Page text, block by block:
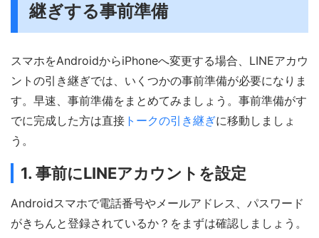
継ぎする事前準備
スマホをAndroidからiPhoneへ変更する場合、LINEアカウ
ントの引き継ぎでは、いくつかの事前準備が必要になりま
す。早速、事前準備をまとめてみましょう。事前準備がす
でに完成した方は直接 トークの引き継ぎに移動しましょ
う。
1. 事前にLINEアカウントを設定
Androidスマホで電話番号やメールアドレス、パスワード
がきちんと登録されているか？をまずは確認しましょう。